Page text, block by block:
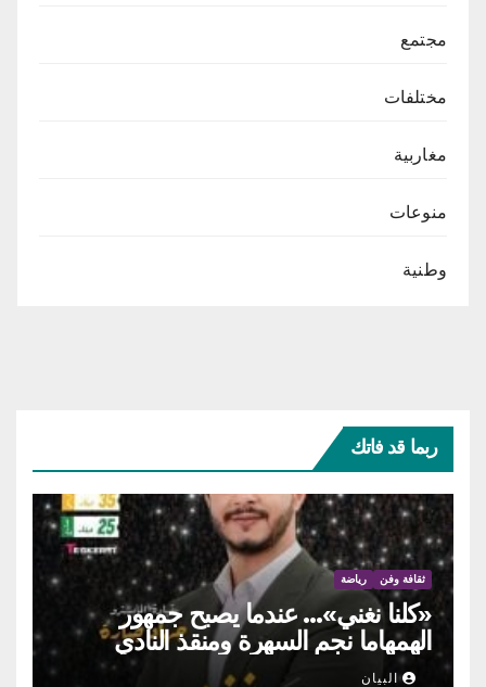
مجتمع
مختلفات
مغاربية
منوعات
وطنية
ربما قد فاتك
ثقافة وفن رياضة
«كلنا نغني»… عندما يصبح جمهور
الهمهاما نجم السهرة ومنقذ النادي
البيان